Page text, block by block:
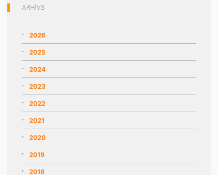
ARHĪVS
2026
2025
2024
2023
2022
2021
2020
2019
2018